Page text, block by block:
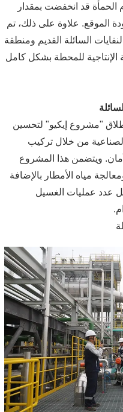
الحمأة قد انخفضت بمقدار
الموقع. علاوة على ذلك، تم
السائلة القديم ومنطقة
للمحطة بشكل كامل
"مشروع إيكيو" لتحسين
من خلال تركيب
ويتضمن هذا المشروع
مياه الأمطار بالإضافة
عدد عمليات الغسيل